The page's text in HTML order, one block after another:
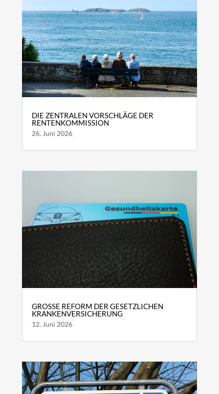
DIE ZENTRALEN VORSCHLÄGE DER
RENTENKOMMISSION
26. Juni 2026
GROSSE REFORM DER GESETZLICHEN K
RANKENVERSICHERUNG
12. Juni 2026